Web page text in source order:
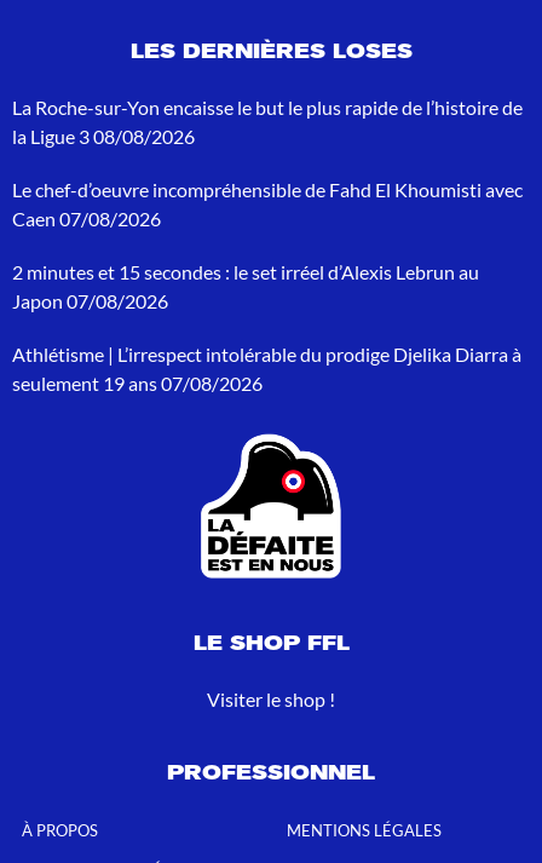
r
c
c
o
:
LES DERNIÈRES LOSES
La Roche-sur-Yon encaisse le but le plus rapide de l’histoire de
la Ligue 308/08/2026
Le chef-d’oeuvre incompréhensible de Fahd El Khoumisti avec
Caen 07/08/2026
2 minutes et 15 secondes : le set irréel d’Alexis Lebrun au
Japon 07/08/2026
Athlétisme | L’irrespect intolérable du prodige Djelika Diarra à
seulement 19 ans07/08/2026
LE SHOP FFL
Visiter le shop !
PROFESSIONNEL
À PROPOS MENTIONS LÉGALES